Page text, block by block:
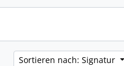
Sortieren nach: Signatur